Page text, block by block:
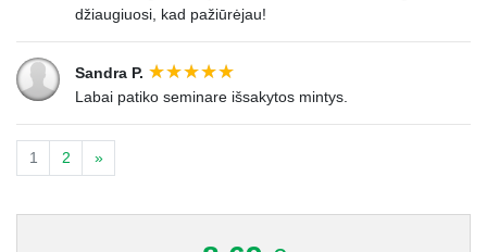
džiaugiuosi, kad pažiūrėjau!
Sandra P.
Labai patiko seminare išsakytos mintys.
1 2 »